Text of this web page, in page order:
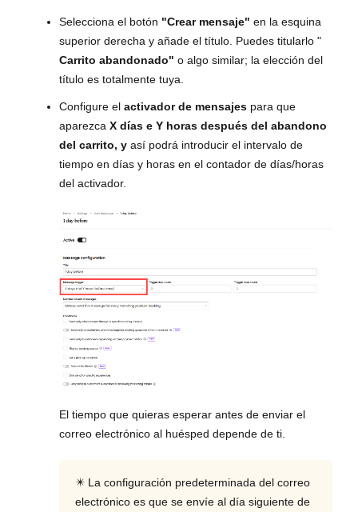
Selecciona el botón "Crear mensaje" en la esquina
superior derecha y añade el título. Puedes titularlo "
Carrito abandonado" o algo similar; la elección del
título es totalmente tuya.
Configure el activador de mensajes para que
aparezca X días e Y horas después del abandono
del carrito, y así podrá introducir el intervalo de
tiempo en días y horas en el contador de días/horas
del activador.
El tiempo que quieras esperar antes de enviar el
correo electrónico al huésped depende de ti.
✴️ La configuración predeterminada del correo
electrónico es que se envíe al día siguiente de